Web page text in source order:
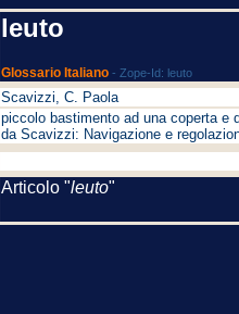
leuto
Glossario Italiano - Zope-Id: leuto
Scavizzi, C. Paola
piccolo bastimento ad una coperta e
da Scavizzi: Navigazione e
Articolo "leuto"